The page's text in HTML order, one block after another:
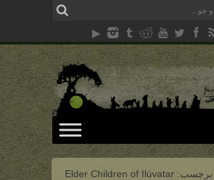
برچسب: Elder Children of Ilúvatar